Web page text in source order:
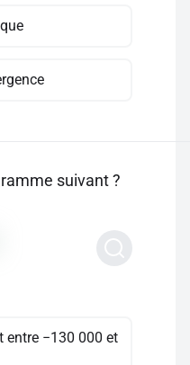
suivant ?
entre −130 000 et